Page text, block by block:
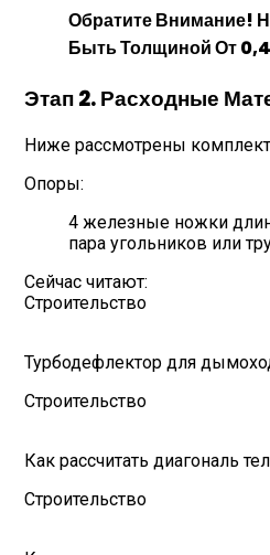
Обратите Внимание!
Быть Толщиной От
Этап 2. Расходные
Ниже рассмотрены
Опоры:
4 железные ножки
пара угольников или
Сейчас читают:
Строительство
Турбодефлектор для
Строительство
Как рассчитать диагональ
Строительство